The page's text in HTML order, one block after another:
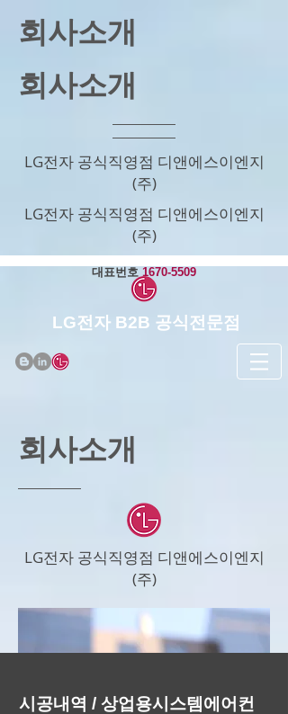
회사소개
회사소개
LG전자 공식직영점 디앤에스이엔지
(주)
LG전자 공식직영점 디앤에스이엔지
(주)
​대표번호 1670-5509
LG전자 B2B 공식전문점
회사소개
LG전자 공식직영점 디앤에스이엔지
(주)
시공내역 / 상업용시스템에어컨